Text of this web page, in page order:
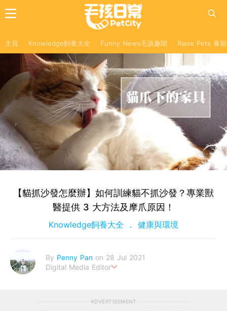
主頁 Knowledge飼養大全 Funny News毛孩趣聞 Raise Pets 養
【貓抓沙發怎麼辦】如何訓練貓不抓沙發？專業獸
醫提供 3 大方法及摩爪原因！
Knowledge飼養大全 健康與環境
By Penny Pan on 28 Jul 2021
Digital Media Editor
ADVERTISEMENT